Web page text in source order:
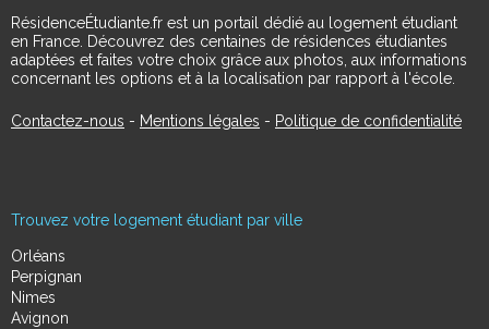
RésidenceÉtudiante.fr est un portail dédié au logement étudiant
en France. Découvrez des centaines de résidences étudiantes
adaptées et faites votre choix grâce aux photos, aux informations
concernant les options et à la localisation par rapport à l'école.
Contactez-nous - Mentions légales - Politique de confidentialité
Trouvez votre logement étudiant par ville
Orléans
Perpignan
Nimes
Avignon